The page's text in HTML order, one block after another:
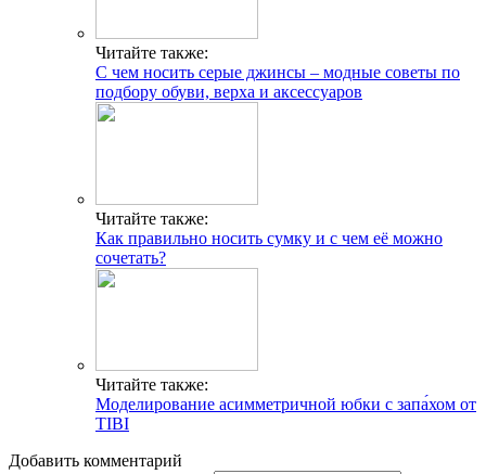
Читайте также:
С чем носить серые джинсы – модные советы по
подбору обуви, верха и аксессуаров
Читайте также:
Как правильно носить сумку и с чем её можно
сочетать?
Читайте также:
Моделирование асимметричной юбки с запа́хом от
TIBI
Добавить комментарий